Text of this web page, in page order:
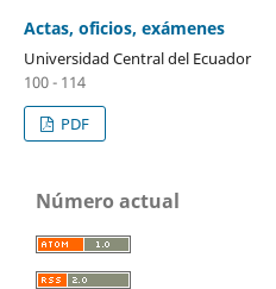
Actas, oficios, exámenes
Universidad Central del Ecuador
100 - 114
PDF
Número actual